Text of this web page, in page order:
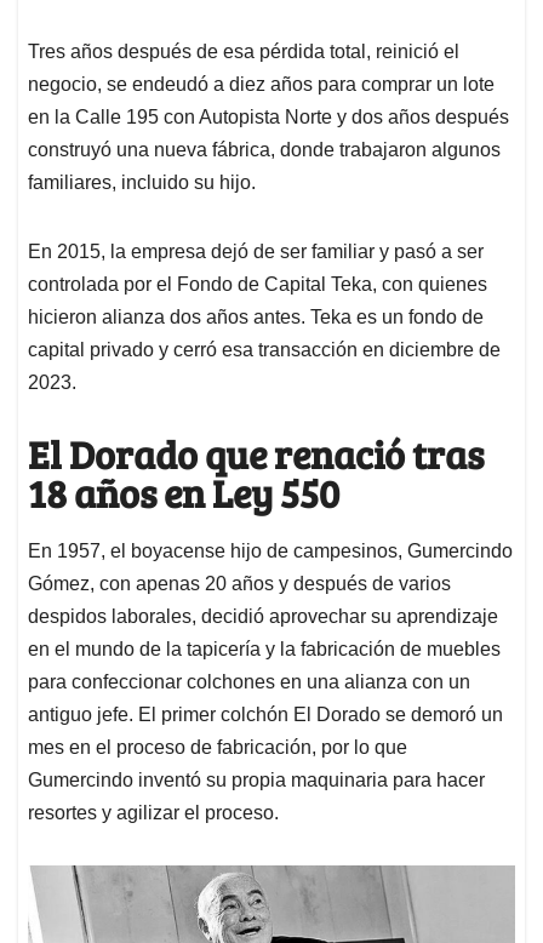
Tres años después de esa pérdida total, reinició el
negocio, se endeudó a diez años para comprar un lote
en la Calle 195 con Autopista Norte y dos años después
construyó una nueva fábrica, donde trabajaron algunos
familiares, incluido su hijo.
En 2015, la empresa dejó de ser familiar y pasó a ser
controlada por el Fondo de Capital Teka, con quienes
hicieron alianza dos años antes. Teka es un fondo de
capital privado y cerró esa transacción en diciembre de
2023.
El Dorado que renació tras
18 años en Ley 550
En 1957, el boyacense hijo de campesinos, Gumercindo
Gómez, con apenas 20 años y después de varios
despidos laborales, decidió aprovechar su aprendizaje
en el mundo de la tapicería y la fabricación de muebles
para confeccionar colchones en una alianza con un
antiguo jefe. El primer colchón El Dorado se demoró un
mes en el proceso de fabricación, por lo que
Gumercindo inventó su propia maquinaria para hacer
resortes y agilizar el proceso.